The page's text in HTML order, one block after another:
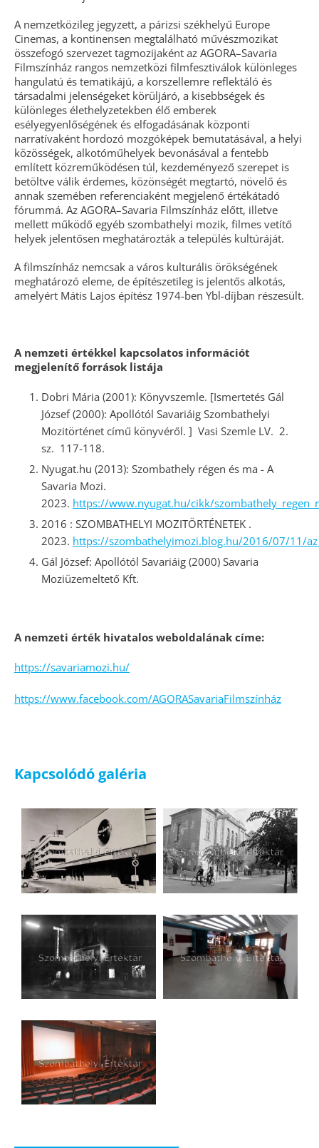
A nemzetközileg jegyzett, a párizsi székhelyű Europe
Cinemas, a kontinensen megtalálható művészmozikat
összefogó szervezet tagmozijaként az AGORA–Savaria
Filmszínház rangos nemzetközi filmfesztiválok különleges
hangulatú és tematikájú, a korszellemre reflektáló és
társadalmi jelenségeket körüljáró, a kisebbségek és
különleges élethelyzetekben élő emberek
esélyegyenlőségének és elfogadásának központi
narratívaként hordozó mozgóképek bemutatásával, a helyi
közösségek, alkotóműhelyek bevonásával a fentebb
említett közreműködésen túl, kezdeményező szerepet is
betöltve válik érdemes, közönségét megtartó, növelő és
annak szemében referenciaként megjelenő értékátadó
fórummá. Az AGORA–Savaria Filmszínház előtt, illetve
mellett működő egyéb szombathelyi mozik, filmes vetítő
helyek jelentősen meghatározták a település kultúráját.
A filmszínház nemcsak a város kulturális örökségének
meghatározó eleme, de építészetileg is jelentős alkotás,
amelyért Mátis Lajos építész 1974-ben Ybl-díjban részesült.
A nemzeti értékkel kapcsolatos információt
megjelenítő források listája
Dobri Mária (2001): Könyvszemle. [Ismertetés Gál
József (2000): Apollótól Savariáig Szombathelyi
Mozitörténet című könyvéről. ] Vasi Szemle LV. 2.
sz. 117-118.
Nyugat.hu (2013): Szombathely régen és ma - A
Savaria Mozi.
2023. https://www.nyugat.hu/cikk/
2016 : SZOMBATHELYI MOZITÖRTÉNETEK .
2023. https://szombathelyimozi.blog.hu/2016/07/11/
Gál József: Apollótól Savariáig (2000) Savaria
Moziüzemeltető Kft.
A nemzeti érték hivatalos weboldalának címe:
https://savariamozi.hu/
https://www.facebook.com/AGORASavariaFilmszínház
Kapcsolódó galéria